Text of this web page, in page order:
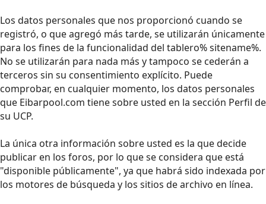
Los datos personales que nos proporcionó cuando se
registró, o que agregó más tarde, se utilizarán únicamente
para los fines de la funcionalidad del tablero% sitename%.
No se utilizarán para nada más y tampoco se cederán a
terceros sin su consentimiento explícito. Puede
comprobar, en cualquier momento, los datos personales
que Eibarpool.com tiene sobre usted en la sección Perfil de
su UCP.
La única otra información sobre usted es la que decide
publicar en los foros, por lo que se considera que está
"disponible públicamente", ya que habrá sido indexada por
los motores de búsqueda y los sitios de archivo en línea.